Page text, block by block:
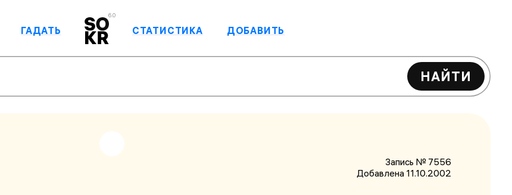
6.0
ГАДАТЬ СТАТИСТИКА ДОБАВИТЬ
НАЙТИ
Запись № 7556
Добавлена 11.10.2002